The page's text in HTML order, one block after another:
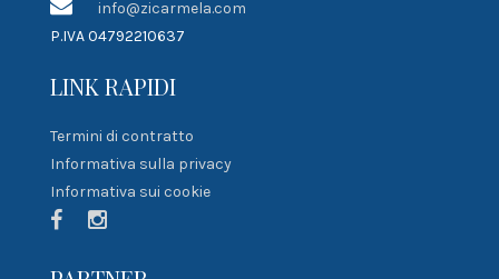
info@zicarmela.com
P.IVA 04792210637
LINK RAPIDI
Termini di contratto
Informativa sulla privacy
Informativa sui cookie